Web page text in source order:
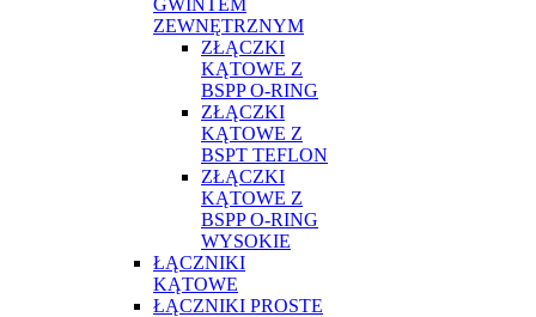
ZEWNĘTRZNYM
ZŁĄCZKI
KĄTOWE Z
BSPP O-RING
ZŁĄCZKI
KĄTOWE Z
BSPT TEFLON
ZŁĄCZKI
KĄTOWE Z
BSPP O-RING
WYSOKIE
ŁĄCZNIKI
KĄTOWE
ŁĄCZNIKI PROSTE